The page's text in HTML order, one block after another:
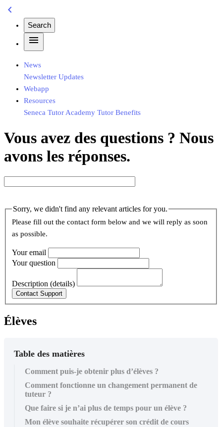
chevron_left
Search
menu
News
Newsletter Updates
Webapp
Resources
Seneca Tutor Academy Tutor Benefits
Vous avez des questions ? Nous
avons les réponses.
Sorry, we didn't find any relevant articles for you.
Please fill out the contact form below and we will reply as soon
as possible.
Your email
Your question
Description (details)
Élèves
Table des matières
Comment puis-je obtenir plus d’élèves ?
Comment fonctionne un changement permanent de
tuteur ?
Que faire si je n’ai plus de temps pour un élève ?
Mon élève souhaite récupérer son crédit de cours